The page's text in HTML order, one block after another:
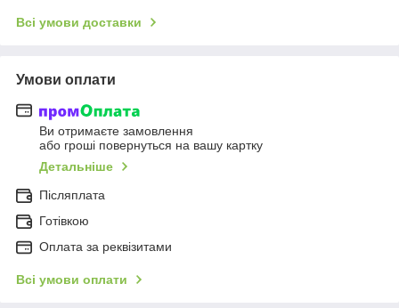
Всі умови доставки
Умови оплати
Ви отримаєте замовлення
або гроші повернуться на вашу картку
Детальніше
Післяплата
Готівкою
Оплата за реквізитами
Всі умови оплати